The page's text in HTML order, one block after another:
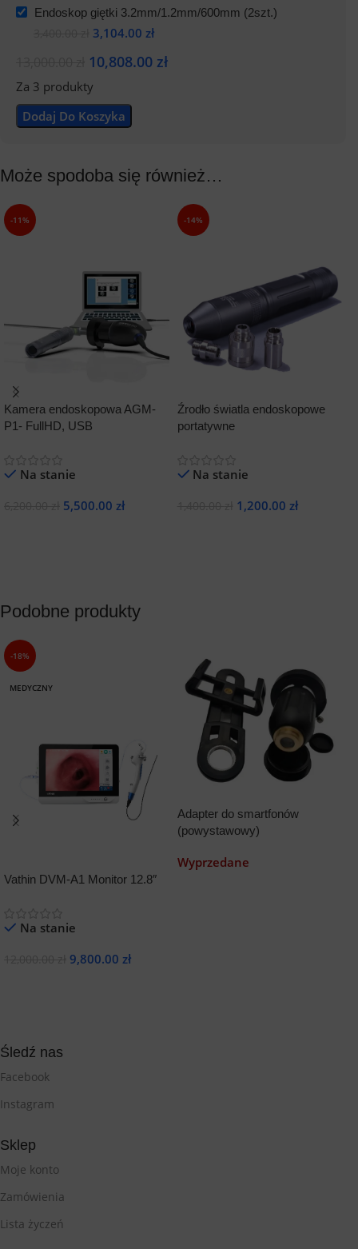
Endoskop giętki 3.2mm/1.2mm/600mm (2szt.)
3,104.00 zł
10,808.00 zł
Za 3 produkty
Dodaj Do Koszyka
Może spodoba się również…
-11%
Kamera endoskopowa AGM-
P1- FullHD, USB
Na stanie
5,500.00 zł
-14%
Źrodło światla endoskopowe
portatywne
Na stanie
1,200.00 zł
Podobne produkty
-18%
MEDYCZNY
Vathin DVM-A1 Monitor 12.8″
Na stanie
9,800.00 zł
Adapter do smartfonów
(powystawowy)
Wyprzedane
Śledź nas
Facebook
Instagram
Sklep
Moje konto
Zamówienia
Lista życzeń